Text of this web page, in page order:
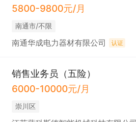
5800-9800元/月
南通市/不限
南通华成电力器材有限公司 认证
销售业务员（五险）
6000-10000元/月
崇川区